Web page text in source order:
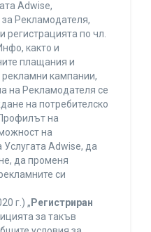
Adwise,
Рекламодателя,
регистрацията по чл.
както и
плащания и
кампании,
на Рекламодателя се
на потребителско
на
на
Adwise, да
да променя
си
г.) „ Регистриран
за такъв